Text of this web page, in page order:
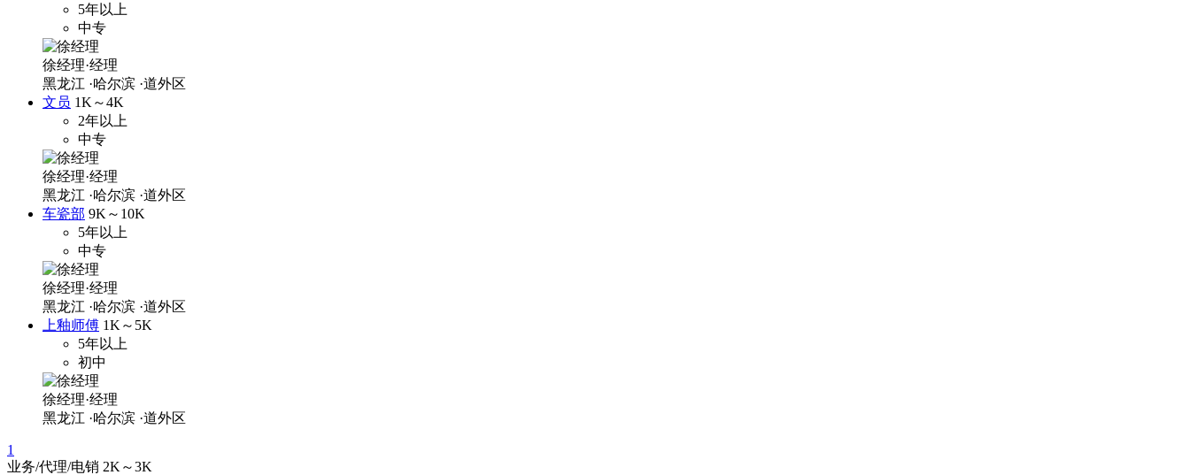
5年以上
中专
徐经理·经理
黑龙江 ·哈尔滨 ·道外区
文员 1K～4K
2年以上
中专
徐经理·经理
黑龙江 ·哈尔滨 ·道外区
车瓷部 9K～10K
5年以上
中专
徐经理·经理
黑龙江 ·哈尔滨 ·道外区
上釉师傅 1K～5K
5年以上
初中
徐经理·经理
黑龙江 ·哈尔滨 ·道外区
1
业务/代理/电销 2K～3K